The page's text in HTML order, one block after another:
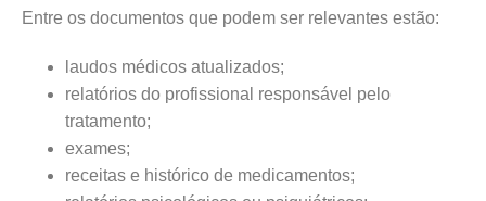
Entre os documentos que podem ser relevantes estão:
laudos médicos atualizados;
relatórios do profissional responsável pelo
tratamento;
exames;
receitas e histórico de medicamentos;